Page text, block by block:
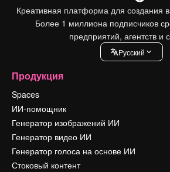
Креативная платформа для создания
Более 1 миллиона подписчиков
предприятий, агентств и
Pусский
Продукция
Spaces
ИИ-помощник
Генератор изображений ИИ
Генератор видео ИИ
Генератор голоса на основе ИИ
Стоковый контент